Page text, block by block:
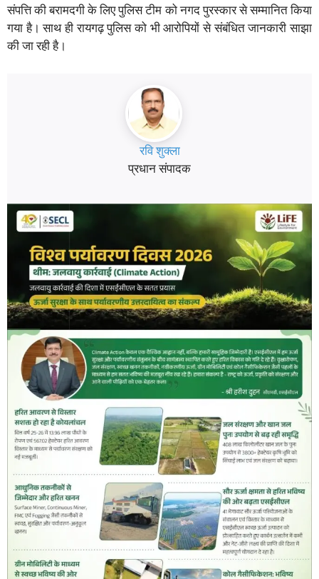
संपत्ति की बरामदगी के लिए पुलिस टीम को नगद पुरस्कार से सम्मानित किया
गया है। साथ ही रायगढ़ पुलिस को भी आरोपियों से संबंधित जानकारी साझा
की जा रही है।
रवि शुक्ला
प्रधान संपादक